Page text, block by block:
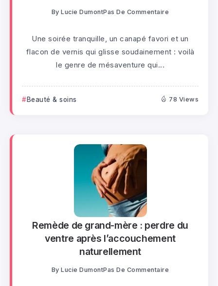
By Lucie DumontPas De Commentaire
Une soirée tranquille, un canapé favori et un
flacon de vernis qui glisse soudainement : voilà
le genre de mésaventure qui...
Beauté & soins 78 Views
Remède de grand-mère : perdre du
ventre après l’accouchement
naturellement
By Lucie DumontPas De Commentaire